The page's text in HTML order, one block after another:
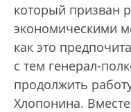
который призван
экономическими
как это
с тем генерал-
продолжить
Хлопонина.